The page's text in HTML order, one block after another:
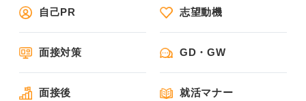
自己PR 志望動機
面接対策 GD・GW
面接後 就活マナー